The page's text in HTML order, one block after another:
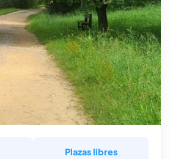
Plazas libres